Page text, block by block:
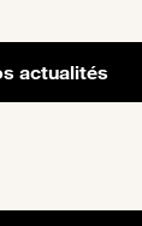
actualités